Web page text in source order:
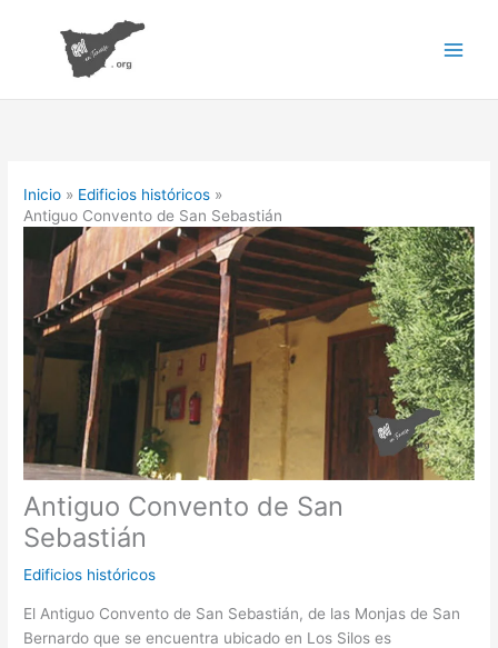
contenido
Inicio
Edificios históricos
Antiguo Convento de San Sebastián
Antiguo Convento de San
Sebastián
Edificios históricos
El Antiguo Convento de San Sebastián, de las Monjas de San
Bernardo que se encuentra ubicado en Los Silos es